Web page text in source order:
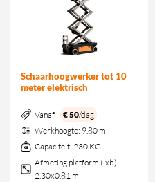
Schaarhoogwerker tot 10
meter elektrisch
Vanaf € 50/dag
Werkhoogte: 9.80 m
Capaciteit: 230 KG
Afmeting platform (lxb):
2.30x0.81 m